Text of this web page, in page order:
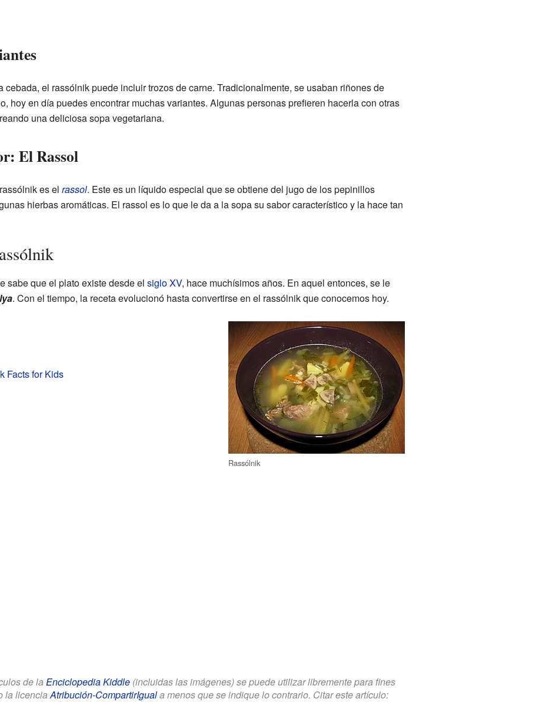
el rassólnik puede incluir trozos de carne. Tradicionalmente, se usaban riñones de
hoy en día puedes encontrar muchas variantes. Algunas personas prefieren hacerla con otras
una deliciosa sopa vegetariana.
El Rassol
es el rassol. Este es un líquido especial que se obtiene del jugo de los pepinillos
hierbas aromáticas. El rassol es lo que le da a la sopa su sabor característico y la hace tan
sabe que el plato existe desde el siglo XV, hace muchísimos años. En aquel entonces, se le
. Con el tiempo, la receta evolucionó hasta convertirse en el rassólnik que conocemos hoy.
Rassólnik
Facts for Kids
de la Enciclopedia Kiddle(incluidas las imágenes) se puede utilizar libremente para fines
la licenciaAtribución-CompartirIguala menos que se indique lo contrario. Citar este artículo: